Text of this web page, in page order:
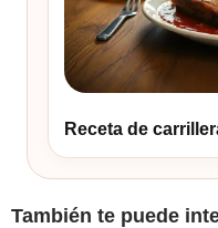
Receta de
También te puede